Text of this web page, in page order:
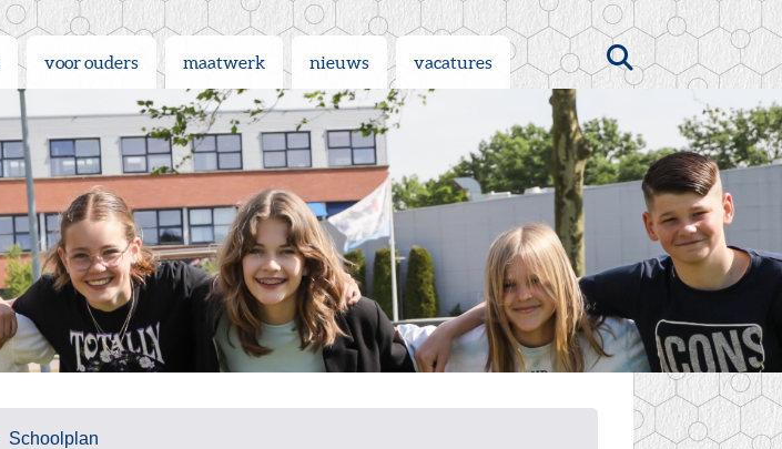
voor ouders maatwerk nieuws vacatures Zoeken
Schoolplan